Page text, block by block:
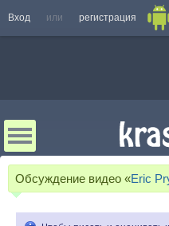
Вход или регистрация
Обсуждение видео «Eric